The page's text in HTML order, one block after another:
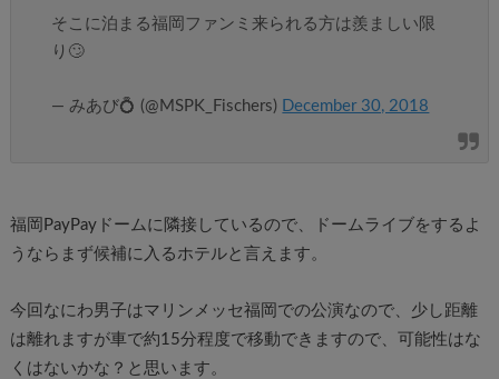
そこに泊まる福岡ファンミ来られる方は羨ましい限
り🙄
— みあび💍 (@MSPK_Fischers) December 30, 2018
福岡PayPayドームに隣接しているので、ドームライブをするよ
うならまず候補に入るホテルと言えます。
今回なにわ男子はマリンメッセ福岡での公演なので、少し距離
は離れますが車で約15分程度で移動できますので、可能性はな
くはないかな？と思います。